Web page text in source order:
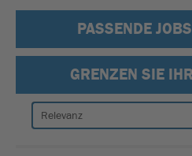
PASSENDE
GRENZEN SIE